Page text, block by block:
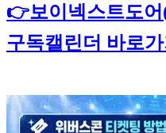
👉보이넥스트도
구독캘린더 바로가